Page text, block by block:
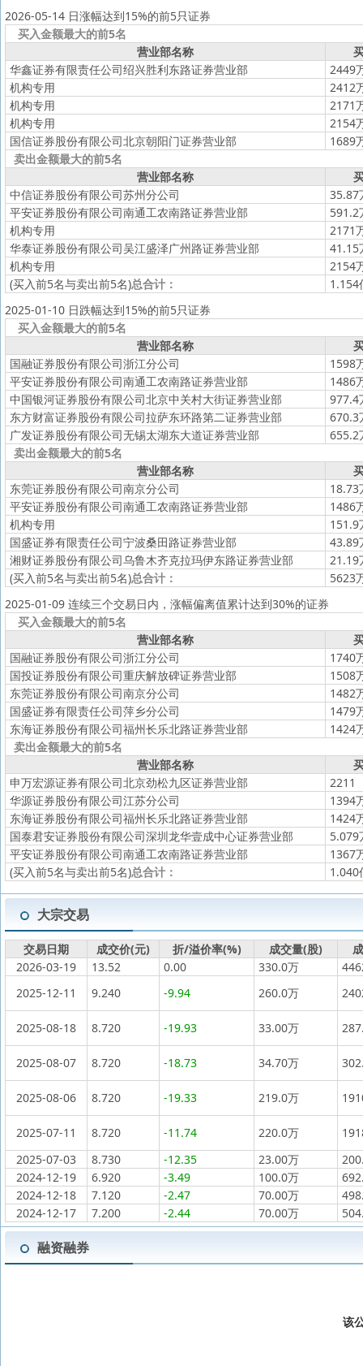
2026-05-14 日涨幅达到15%的前5只证券
买入金额最大的前5名
营业部名称
华鑫证券有限责任公司绍兴胜利东路证券营业部
2449
机构专用
2412
机构专用
2171
机构专用
2154
国信证券股份有限公司北京朝阳门证券营业部
1689
卖出金额最大的前5名
营业部名称
中信证券股份有限公司苏州分公司
35.87
平安证券股份有限公司南通工农南路证券营业部
591.2
机构专用
2171
华泰证券股份有限公司吴江盛泽广州路证券营业部
41.15
机构专用
2154
(买入前5名与卖出前5名)总合计：
1.154
2025-01-10 日跌幅达到15%的前5只证券
买入金额最大的前5名
营业部名称
国融证券股份有限公司浙江分公司
1598
平安证券股份有限公司南通工农南路证券营业部
1486
中国银河证券股份有限公司北京中关村大街证券营业部
977.4
东方财富证券股份有限公司拉萨东环路第二证券营业部
670.3
广发证券股份有限公司无锡太湖东大道证券营业部
655.2
卖出金额最大的前5名
营业部名称
东莞证券股份有限公司南京分公司
18.73
平安证券股份有限公司南通工农南路证券营业部
1486
机构专用
151.9
国盛证券有限责任公司宁波桑田路证券营业部
43.89
湘财证券股份有限公司乌鲁木齐克拉玛伊东路证券营业部
21.19
(买入前5名与卖出前5名)总合计：
5623
2025-01-09 连续三个交易日内，涨幅偏离值累计达到30%的证券
买入金额最大的前5名
营业部名称
国融证券股份有限公司浙江分公司
1740
国投证券股份有限公司重庆解放碑证券营业部
1508
东莞证券股份有限公司南京分公司
1482
国盛证券有限责任公司萍乡分公司
1479
东海证券股份有限公司福州长乐北路证券营业部
1424
卖出金额最大的前5名
营业部名称
申万宏源证券有限公司北京劲松九区证券营业部
2211
华源证券股份有限公司江苏分公司
1394
东海证券股份有限公司福州长乐北路证券营业部
1424
国泰君安证券股份有限公司深圳龙华壹成中心证券营业部
5.079
平安证券股份有限公司南通工农南路证券营业部
1367
(买入前5名与卖出前5名)总合计： 1.040
大宗交易
交易日期 成交价(元) 折/溢价率(%) 成交量(股)
2026-03-19
13.52 0.00 330.0万
2025-12-11
9.240 -9.94 260.0万
2025-08-18 8.720 -19.93 33.00万
2025-08-07 8.720 -18.73 34.70万
2025-08-06 8.720 -19.33 219.0万
2025-07-11 8.720 -11.74 220.0万
2025-07-03
8.730 -12.35 23.00万
2024-12-19
6.920 -3.49 100.0万
2024-12-18
7.120 -2.47 70.00万
2024-12-17
7.200 -2.44 70.00万
融资融券
该